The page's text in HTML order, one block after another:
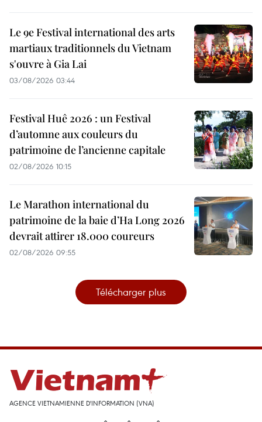
Le 9e Festival international des arts
martiaux traditionnels du Vietnam
s'ouvre à Gia Lai
03/08/2026 03:44
Festival Huê 2026 : un Festival
d’automne aux couleurs du
patrimoine de l’ancienne capitale
02/08/2026 10:15
Le Marathon international du
patrimoine de la baie d’Ha Long 2026
devrait attirer 18.000 coureurs
02/08/2026 09:55
Télécharger plus
AGENCE VIETNAMIENNE D'INFORMATION (VNA)